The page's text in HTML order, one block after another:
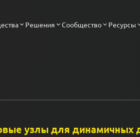
Решения Сообщество Ресурсы
узлы для динамичных